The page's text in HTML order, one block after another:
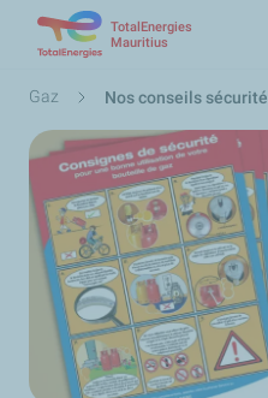
TotalEnergies
Mauritius
Fil
d'Ariane
Gaz Nos conseils sécurité